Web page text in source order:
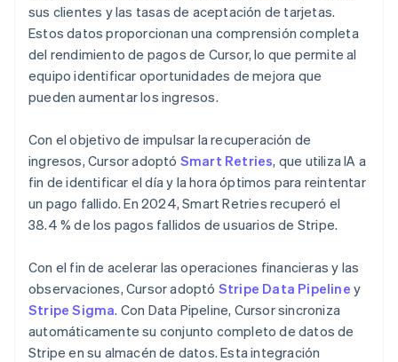
sus clientes y las tasas de aceptación de tarjetas.
Estos datos proporcionan una comprensión completa
del rendimiento de pagos de Cursor, lo que permite al
equipo identificar oportunidades de mejora que
pueden aumentar los ingresos.
Con el objetivo de impulsar la recuperación de
ingresos, Cursor adoptó Smart Retries, que utiliza IA a
fin de identificar el día y la hora óptimos para reintentar
un pago fallido. En 2024, Smart Retries recuperó el
38.4 % de los pagos fallidos de usuarios de Stripe.
Con el fin de acelerar las operaciones financieras y las
observaciones, Cursor adoptó Stripe Data Pipeline y
Stripe Sigma. Con Data Pipeline, Cursor sincroniza
automáticamente su conjunto completo de datos de
Stripe en su almacén de datos. Esta integración